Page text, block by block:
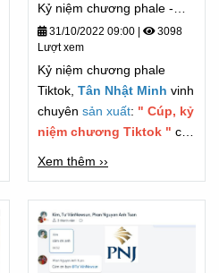
Kỷ niệm chương phale -
TIKTOK - Chương trình
FASHUP 2022
31/10/2022 09:00
3098
Lượt xem
Kỷ niệm chương phale
Tiktok, Tân Nhật Minh vinh
chuyên sản xuất: " Cúp, kỷ
niệm chương Tiktok " cho
thương hiệu và công ty lớn
trong ngành giải trí cũng
như truyền hình nói chung.
Xem thêm ››